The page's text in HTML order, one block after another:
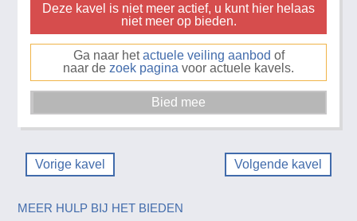
Deze kavel is niet meer actief, u kunt hier helaas
niet meer op bieden.
Ga naar hetactuele veiling aanbod of
naar de zoek pagina voor actuele kavels.
Vorige kavel Volgende kavel
MEER HULP BIJ HET BIEDEN